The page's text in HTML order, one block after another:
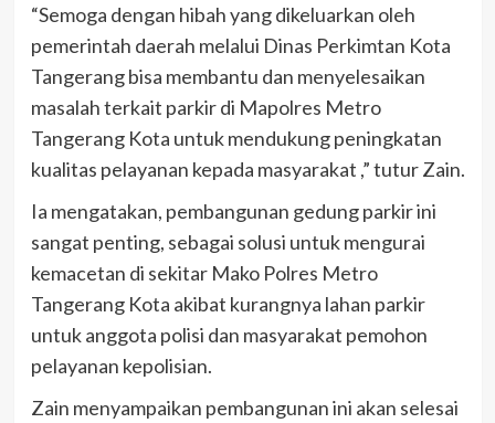
“Semoga dengan hibah yang dikeluarkan oleh
pemerintah daerah melalui Dinas Perkimtan Kota
Tangerang bisa membantu dan menyelesaikan
masalah terkait parkir di Mapolres Metro
Tangerang Kota untuk mendukung peningkatan
kualitas pelayanan kepada masyarakat ,” tutur Zain.
Ia mengatakan, pembangunan gedung parkir ini
sangat penting, sebagai solusi untuk mengurai
kemacetan di sekitar Mako Polres Metro
Tangerang Kota akibat kurangnya lahan parkir
untuk anggota polisi dan masyarakat pemohon
pelayanan kepolisian.
Zain menyampaikan pembangunan ini akan selesai